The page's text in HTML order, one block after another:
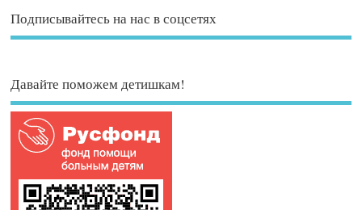
Подписывайтесь на нас в соцсетях
Давайте поможем детишкам!